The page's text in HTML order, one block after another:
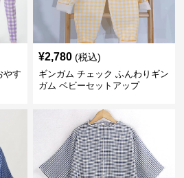
やす
¥2,780 (税込)
ギンガム チェック ふんわりギン
ガム ベビーセットアップ